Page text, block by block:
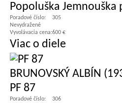
Popoluška
Poradové číslo:
305
Nevydražené
Vyvolávacia cena:600 €
Viac o diele
BRUNOVSKÝ ALBÍN
PF 87
Poradové číslo:
306